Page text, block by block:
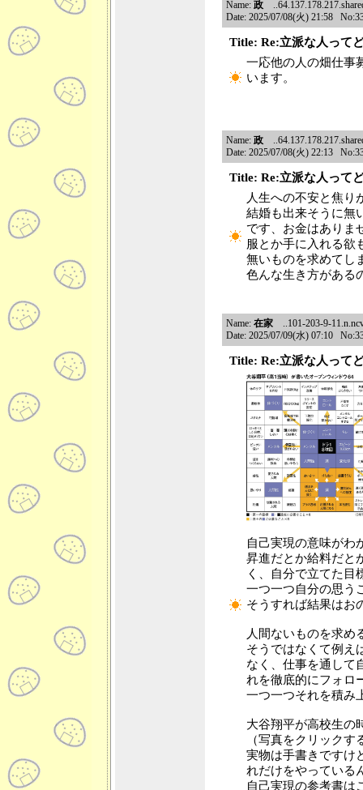
Name: 政
Date: 2025/07/08(火) 21:58
Title: Re:立派な人って
一応他の人の畑仕事
います。
Name: 政
Date: 2025/07/08(火) 22:13
Title: Re:立派な人って
人生への不安と焦り
結婚も出来そうに無
です、お金はありま
服とか手に入れる欲
無いものを求めてし
色んな生き方がある
Name: 在家 ..101-203-9-
Date: 2025/07/09(水) 07:10
Title: Re:立派な人って
自己実現の意味がわ
昇進だとか給料だと
く、自分で立てた目
一つ一つ自分の思う
そうすれば結果はお
人間ないものを求め
そうではなくて例え
なく、仕事を通して
れを徹底的にフォロ
一つ一つそれを積み
大谷翔平が高校生の
（写真をクリックす
実物は手書きですけ
れだけをやっている
自己実現の参考書は